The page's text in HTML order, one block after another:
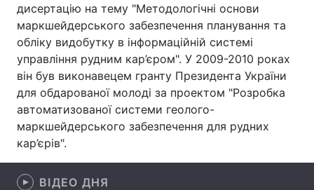
Лонгріди
Відео з Youtube Статті
Інтерв'ю Думки
Архів
Контакти
дисертацію на тему "Методологічні основи
маркшейдерського забезпечення планування та
обліку видобутку в інформаційній системі
управління рудним кар’єром". У 2009-2010 роках
він був виконавецем гранту Президента України
для обдарованої молоді за проектом "Розробка
автоматизованої системи геолого-
маркшейдерського забезпечення для рудних
кар’єрів".
ВІДЕО ДНЯ